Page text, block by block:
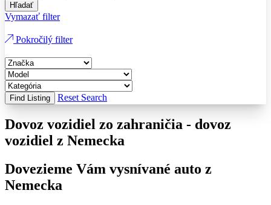
Hľadať
Vymazať filter
Pokročilý filter
Find Listing Reset Search
Dovoz vozidiel zo zahraničia - dovoz
vozidiel z Nemecka
Dovezieme Vám vysnívané auto z
Nemecka